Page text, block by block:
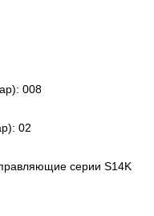
008
02
серии S14K